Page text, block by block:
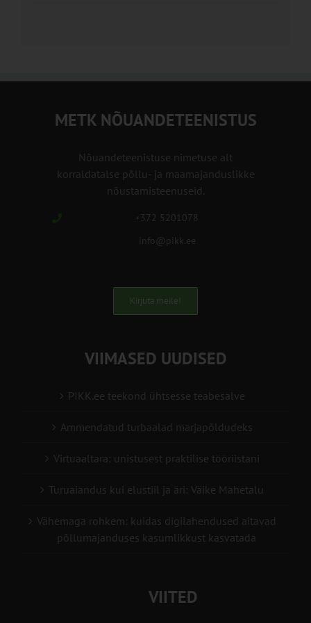
METK NÕUANDETEENISTUS
Nõuandeteenistuse nimetuse alt
korraldatalse põllu- ja maamajanduslikke
nõustamisteenuseid.
+372 5201078
info@pikk.ee
Kirjuta meile!
VIIMASED UUDISED
PIKK.ee teekond ühtsesse teabesalve
Ammendatud turbaalad marjapõldudeks
Virtuaaltara: unistusest praktilise tööriistani
Turuaiandus kui elustiil ja äri: Väike Mahetalu
Vähemaga rohkem: kuidas digilahendused aitavad
põllumajanduses kasumlikkust kasvatada
VIITED